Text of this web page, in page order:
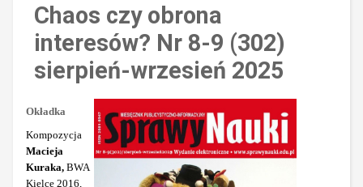
Chaos czy obrona
interesów? Nr 8-9 (302)
sierpień-wrzesień 2025
Okładka
Kompozycja
Macieja
Kuraka, BWA
Kielce 2016,